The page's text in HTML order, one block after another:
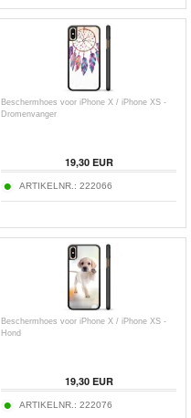
Beschermhoes voor iPhone X / iPhone XS -
Dromenvanger
19,30EUR
ARTIKELNR.: 222066
Beschermhoes voor iPhone X / iPhone XS -
Hond
19,30EUR
ARTIKELNR.: 222076